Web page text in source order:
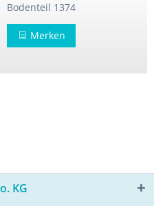
Bodenteil 1374
Merken
KG